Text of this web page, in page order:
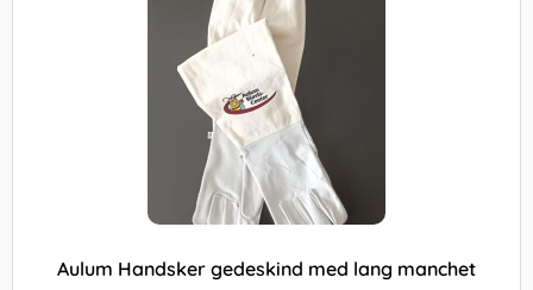
Aulum Handsker gedeskind med lang manchet